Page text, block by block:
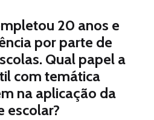
20 anos e
por parte de
Qual papel a
com temática
na aplicação da
escolar?